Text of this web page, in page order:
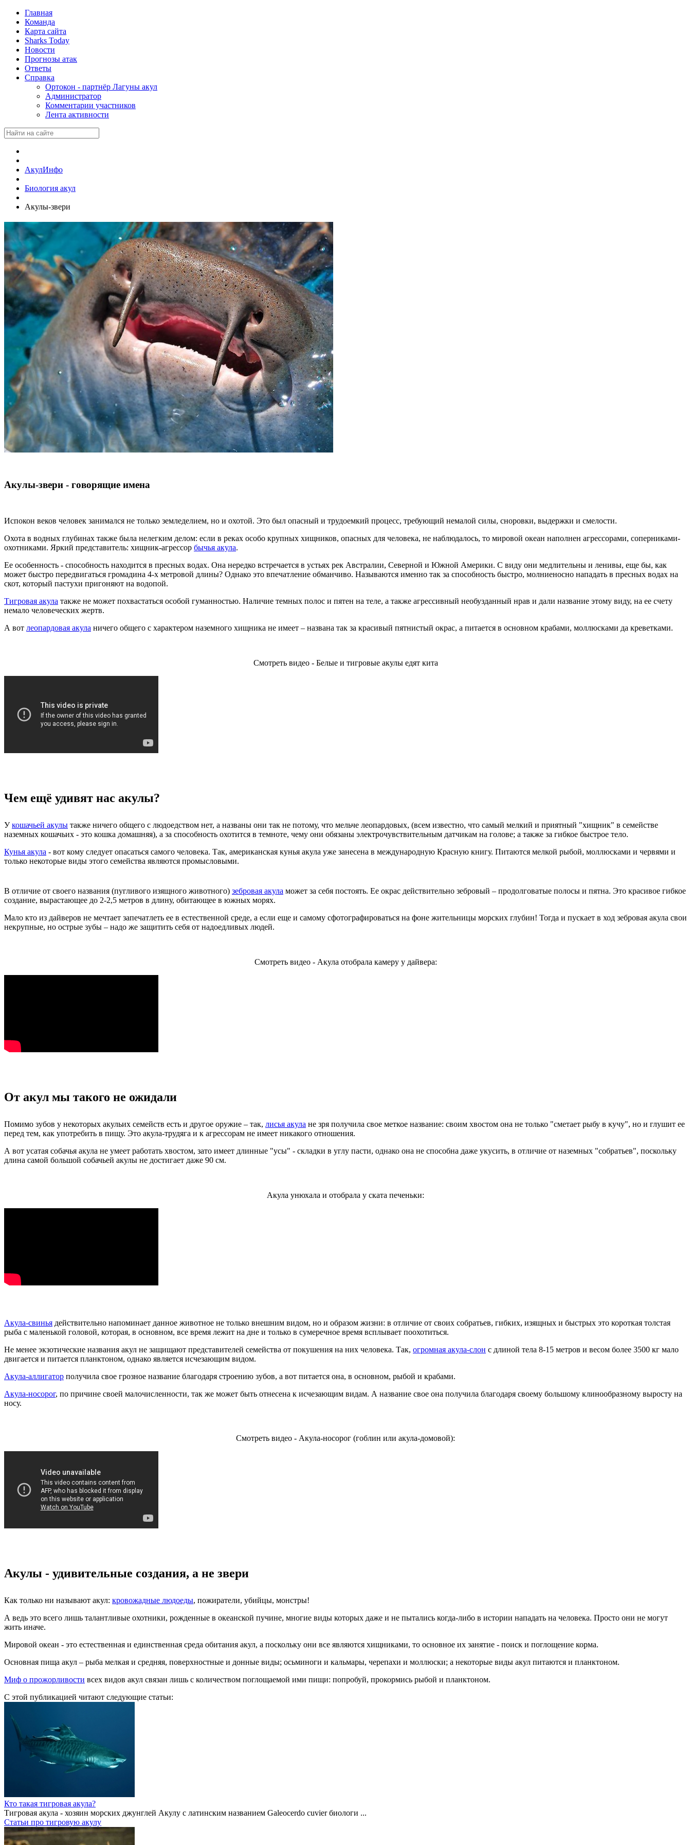
Главная
Команда
Карта сайта
Sharks Today
Новости
Прогнозы атак
Ответы
Справка
Ортокон - партнёр Лагуны акул
Администратор
Комментарии участников
Лента активности
АкулИнфо
Биология акул
Акулы-звери
Акулы-звери - говорящие имена
Испокон веков человек занимался не только земледелием, но и охотой. Это был опасный и трудоемкий процесс, требующий немалой силы, сноровки, выдержки и смелости.
Охота в водных глубинах также была нелегким делом: если в реках особо крупных хищников, опасных для человека, не наблюдалось, то мировой океан наполнен агрессорами, соперниками-
охотниками. Яркий представитель: хищник-агрессор бычья акула.
Ее особенность - способность находится в пресных водах. Она нередко встречается в устьях рек Австралии, Северной и Южной Америки. С виду они медлительны и ленивы, еще бы, как
может быстро передвигаться громадина 4-х метровой длины? Однако это впечатление обманчиво. Называются именно так за способность быстро, молниеносно нападать в пресных водах на
скот, который пастухи пригоняют на водопой.
Тигровая акула также не может похвастаться особой гуманностью. Наличие темных полос и пятен на теле, а также агрессивный необузданный нрав и дали название этому виду, на ее счету
немало человеческих жертв.
А вот леопардовая акула ничего общего с характером наземного хищника не имеет – названа так за красивый пятнистый окрас, а питается в основном крабами, моллюсками да креветками.
Смотреть видео - Белые и тигровые акулы едят кита
Чем ещё удивят нас акулы?
Укошачьей акулы также ничего общего с людоедством нет, а названы они так не потому, что мельче леопардовых, (всем известно, что самый мелкий и приятный "хищник" в семействе
наземных кошачьих - это кошка домашняя), а за способность охотится в темноте, чему они обязаны электрочувствительным датчикам на голове; а также за гибкое быстрое тело.
Кунья акула - вот кому следует опасаться самого человека. Так, американская кунья акула уже занесена в международную Красную книгу. Питаются мелкой рыбой, моллюсками и червями и
только некоторые виды этого семейства являются промысловыми.
В отличие от своего названия (пугливого изящного животного) зебровая акула может за себя постоять. Ее окрас действительно зебровый – продолговатые полосы и пятна. Это красивое гибкое
создание, вырастающее до 2-2,5 метров в длину, обитающее в южных морях.
Мало кто из дайверов не мечтает запечатлеть ее в естественной среде, а если еще и самому сфотографироваться на фоне жительницы морских глубин! Тогда и пускает в ход зебровая акула свои
некрупные, но острые зубы – надо же защитить себя от надоедливых людей.
Смотреть видео - Акула отобрала камеру у дайвера:
От акул мы такого не ожидали
Помимо зубов у некоторых акульих семейств есть и другое оружие – так, лисья акула не зря получила свое меткое название: своим хвостом она не только "сметает рыбу в кучу", но и глушит ее
перед тем, как употребить в пищу. Это акула-трудяга и к агрессорам не имеет никакого отношения.
А вот усатая собачья акула не умеет работать хвостом, зато имеет длинные "усы" - складки в углу пасти, однако она не способна даже укусить, в отличие от наземных "собратьев", поскольку
длина самой большой собачьей акулы не достигает даже 90 см.
Акула унюхала и отобрала у ската печеньки:
Акула-свинья действительно напоминает данное животное не только внешним видом, но и образом жизни: в отличие от своих собратьев, гибких, изящных и быстрых это короткая толстая
рыба с маленькой головой, которая, в основном, все время лежит на дне и только в сумеречное время всплывает поохотиться.
Не менее экзотические названия акул не защищают представителей семейства от покушения на них человека. Так, огромная акула-слон с длиной тела 8-15 метров и весом более 3500 кг мало
двигается и питается планктоном, однако является исчезающим видом.
Акула-аллигатор получила свое грозное название благодаря строению зубов, а вот питается она, в основном, рыбой и крабами.
Акула-носорог, по причине своей малочисленности, так же может быть отнесена к исчезающим видам. А название свое она получила благодаря своему большому клинообразному выросту на
носу.
Смотреть видео - Акула-носорог (гоблин или акула-домовой):
Акулы - удивительные создания, а не звери
Как только ни называют акул: кровожадные людоеды, пожиратели, убийцы, монстры!
А ведь это всего лишь талантливые охотники, рожденные в океанской пучине, многие виды которых даже и не пытались когда-либо в истории нападать на человека. Просто они не могут
жить иначе.
Мировой океан - это естественная и единственная среда обитания акул, а поскольку они все являются хищниками, то основное их занятие - поиск и поглощение корма.
Основная пища акул – рыба мелкая и средняя, поверхностные и донные виды; осьминоги и кальмары, черепахи и моллюски; а некоторые виды акул питаются и планктоном.
Миф о прожорливости всех видов акул связан лишь с количеством поглощаемой ими пищи: попробуй, прокормись рыбой и планктоном.
С этой публикацией читают следующие статьи:
Кто такая тигровая акула?
Тигровая акула - хозяин морских джунглей Акулу с латинским названием Galeocerdo cuvier биологи ...
Статьи про тигровую акулу